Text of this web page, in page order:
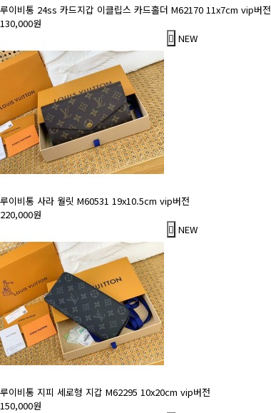
루이비통 24ss 카드지갑 이클립스 카드홀더 M62170 11x7cm vip버전
130,000원
NEW
루이비통 사라 월릿 M60531 19x10.5cm vip버전
220,000원
NEW
루이비통 지피 세로형 지갑 M62295 10x20cm vip버전
150,000원